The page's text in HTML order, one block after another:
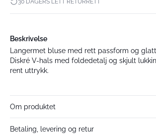
Beskrivelse
Langermet bluse med rett passform og
Diskré V-hals med foldedetalj og skjult
rent uttrykk.
Om produktet
Betaling, levering og retur